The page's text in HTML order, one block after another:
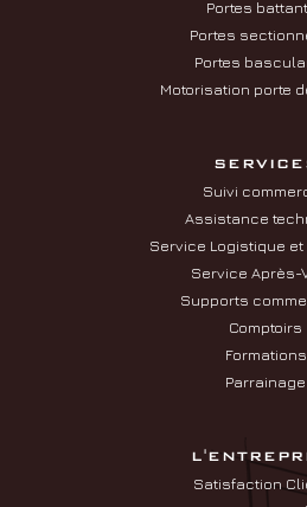
Portes
Portes
Portes
Motorisation porte
Suivi
Assistance
Service Logistique
Service Après-
Supports
Comptoirs
Formations
Parrainage
Satisfaction